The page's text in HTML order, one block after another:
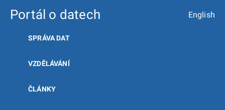
Portál o datech English
SPRÁVA DAT
VZDĚLÁVÁNÍ
ČLÁNKY